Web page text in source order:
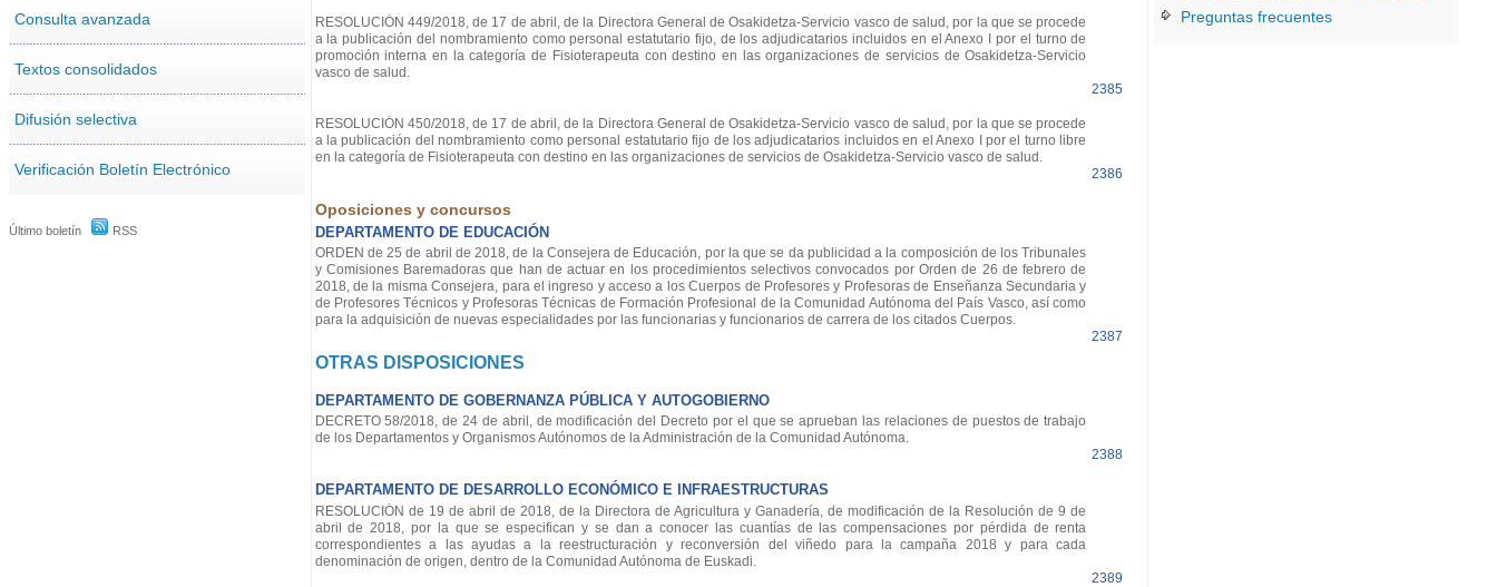
Consulta avanzada
Textos consolidados
Difusión selectiva
Verificación Boletín Electrónico
Último boletín RSS
RESOLUCIÓN 449/2018, de 17 de abril, de la Directora General de Osakidetza-Servicio vasco de salud, por la que se procede
a la publicación del nombramiento como personal estatutario fijo, de los adjudicatarios incluidos en el Anexo I por el turno de
promoción interna en la categoría de Fisioterapeuta con destino en las organizaciones de servicios de Osakidetza-Servicio
vasco de salud.
2385
RESOLUCIÓN 450/2018, de 17 de abril, de la Directora General de Osakidetza-Servicio vasco de salud, por la que se procede
a la publicación del nombramiento como personal estatutario fijo de los adjudicatarios incluidos en el Anexo I por el turno libre
en la categoría de Fisioterapeuta con destino en las organizaciones de servicios de Osakidetza-Servicio vasco de salud.
2386
Oposiciones y concursos
DEPARTAMENTO DE EDUCACIÓN
ORDEN de 25 de abril de 2018, de la Consejera de Educación, por la que se da publicidad a la composición de los Tribunales
y Comisiones Baremadoras que han de actuar en los procedimientos selectivos convocados por Orden de 26 de febrero de
2018, de la misma Consejera, para el ingreso y acceso a los Cuerpos de Profesores y Profesoras de Enseñanza Secundaria y
de Profesores Técnicos y Profesoras Técnicas de Formación Profesional de la Comunidad Autónoma del País Vasco, así como
para la adquisición de nuevas especialidades por las funcionarias y funcionarios de carrera de los citados Cuerpos.
2387
OTRAS DISPOSICIONES
DEPARTAMENTO DE GOBERNANZA PÚBLICA Y AUTOGOBIERNO
DECRETO 58/2018, de 24 de abril, de modificación del Decreto por el que se aprueban las relaciones de puestos de trabajo
de los Departamentos y Organismos Autónomos de la Administración de la Comunidad Autónoma.
2388
DEPARTAMENTO DE DESARROLLO ECONÓMICO E INFRAESTRUCTURAS
RESOLUCIÓN de 19 de abril de 2018, de la Directora de Agricultura y Ganadería, de modificación de la Resolución de 9 de
abril de 2018, por la que se especifican y se dan a conocer las cuantías de las compensaciones por pérdida de renta
correspondientes a las ayudas a la reestructuración y reconversión del viñedo para la campaña 2018 y para cada
denominación de origen, dentro de la Comunidad Autónoma de Euskadi.
2389
Preguntas frecuentes